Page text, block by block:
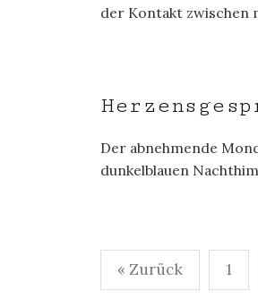
der Kontakt zwischen
Der abnehmende
dunkelblauen
der
« Zurück 1